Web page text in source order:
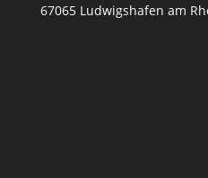
67065 Ludwigshafen am